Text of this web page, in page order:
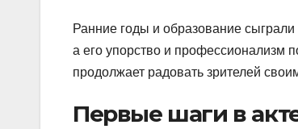
Ранние годы и образование
а его упорство и профессионализм
продолжает радовать зрителей
Первые шаги в